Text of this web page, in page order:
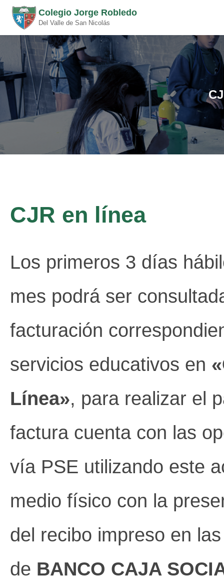
Colegio Jorge Robledo
Del Valle de San Nicolás
CJR en línea
Los primeros 3 días
mes podrá ser
facturación
servicios educativos en
Línea», para realizar el
factura cuenta con las
vía PSE utilizando este
medio físico con la
del recibo impreso en
de BANCO CAJA